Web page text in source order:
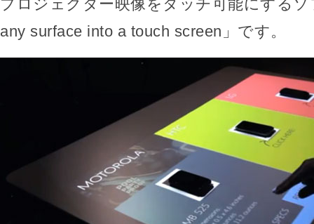
プロジェクター映像をタッチ可能にする
any surface into a touch screen」です。